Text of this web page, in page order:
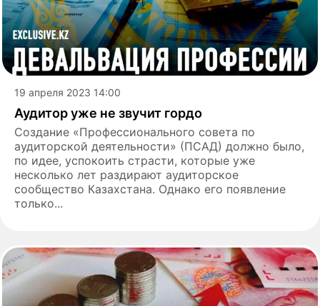
19 апреля 2023 14:00
Аудитор уже не звучит гордо
Создание «Профессионального совета по
аудиторской деятельности» (ПСАД) должно было,
по идее, успокоить страсти, которые уже
несколько лет раздирают аудиторское
сообщество Казахстана. Однако его появление
только...